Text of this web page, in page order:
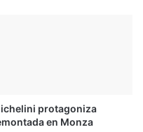
protagoniza
en Monza